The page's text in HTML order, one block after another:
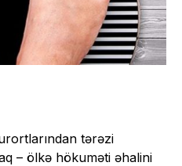
tərəzi
– ölkə hökuməti əhalini